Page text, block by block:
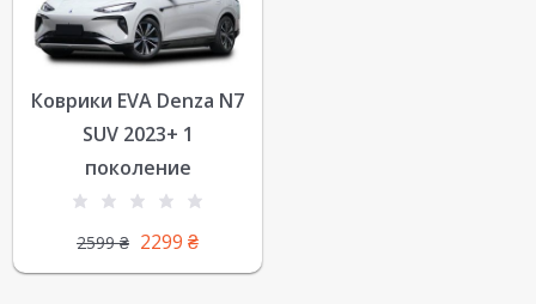
Коврики EVA Denza N7
SUV 2023+ 1
поколение
2599₴ 2299 ₴